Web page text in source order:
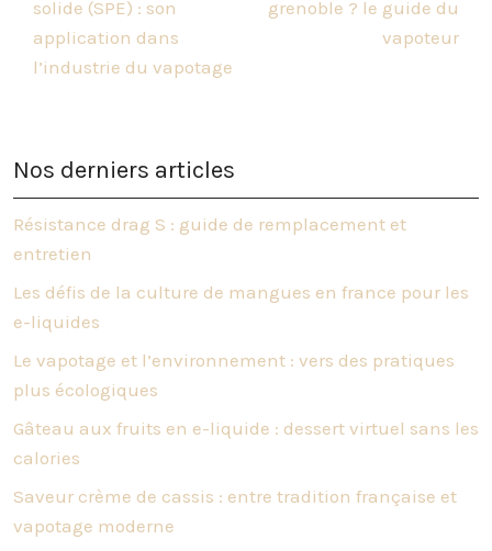
solide (SPE) : son
application dans
l’industrie du vapotage
grenoble ? le guide du
vapoteur
Nos derniers articles
Résistance drag S : guide de remplacement et
entretien
Les défis de la culture de mangues en france pour les
e-liquides
Le vapotage et l’environnement : vers des pratiques
plus écologiques
Gâteau aux fruits en e-liquide : dessert virtuel sans les
calories
Saveur crème de cassis : entre tradition française et
vapotage moderne